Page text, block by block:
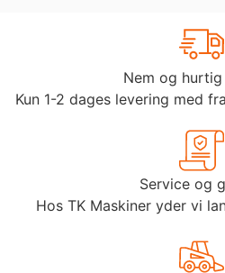
Nem og
Kun 1-2 dages levering med
Service og
Hos TK Maskiner yder vi